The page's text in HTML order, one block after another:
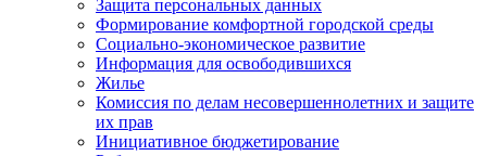
Защита персональных данных
Формирование комфортной городской среды
Социально-экономическое развитие
Информация для освободившихся
Жилье
Комиссия по делам несовершеннолетних и защите
их прав
Инициативное бюджетирование